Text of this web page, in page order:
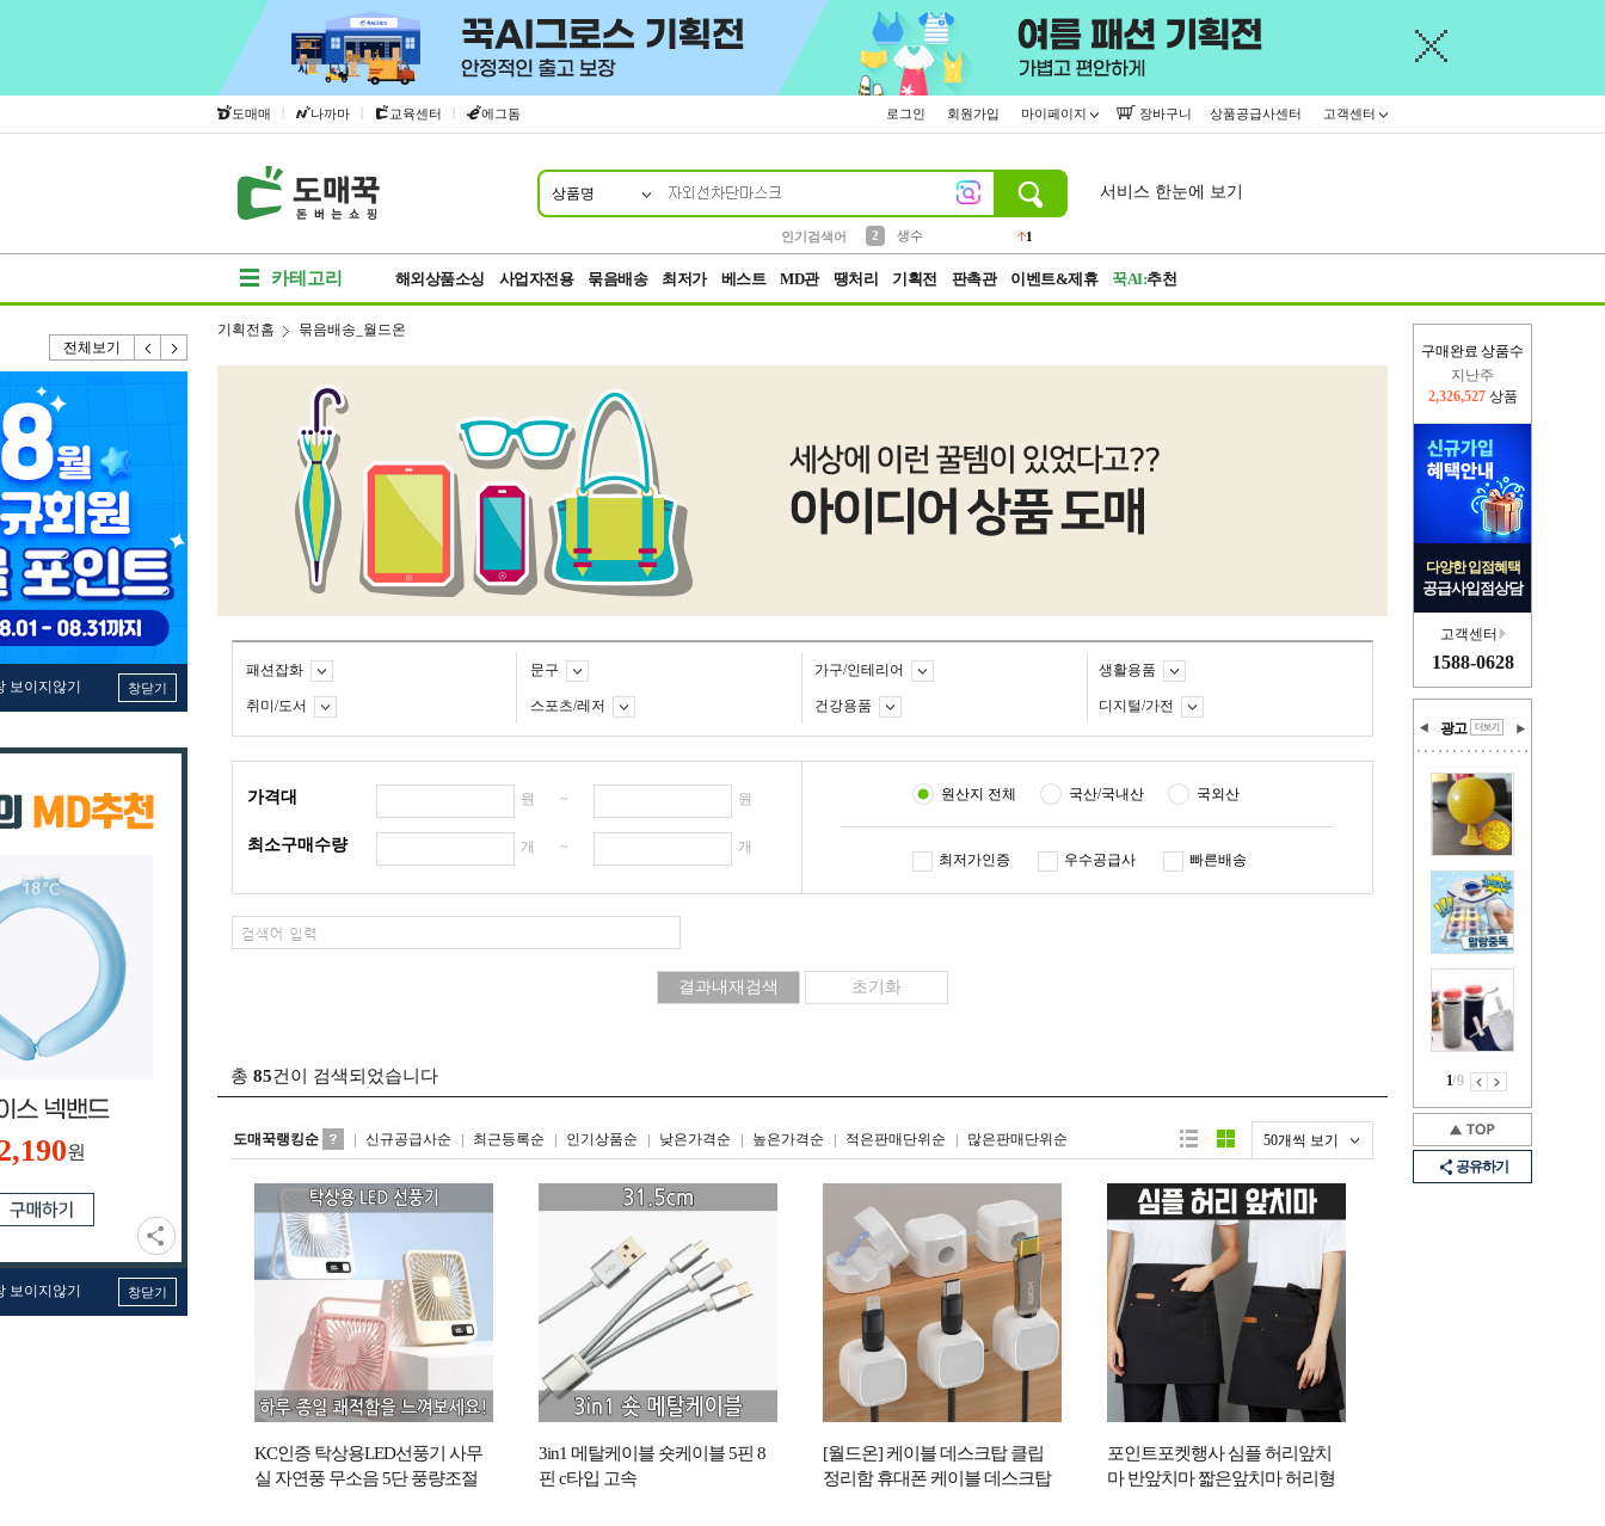
도매매 | 나까마 | 교육센터 | 에그돔 로그인 회원가입 마이페이지 장바구니 상품공급사센터 고객센터
상품명
인기검색어
2
생수
1
서비스 한눈에 보기
카테고리 해외상품소싱 사업자전용 묶음배송 최저가 베스트 MD관 땡처리 기획전 판촉관 이벤트&제휴 꾹AI:추천
전체보기
보이지않기 창닫기
원
보이지않기 창닫기
구매완료 상품수
이번주
2,387,550 상품
다양한 입점혜택
공급사입점상담
고객센터
1588-0628
광고
1/9
공유하기
기획전홈 묶음배송_월드온
패션잡화 문구 가구/인테리어 생활용품
취미/도서 스포츠/레저 건강용품 디지털/가전
가격대 원 ~ 원
최소구매수량 개 ~ 개
원산지 전체 국산/국내산 국외산
최저가인증 우수공급사 빠른배송
총 85건이 검색되었습니다
도매꾹랭킹순 신규공급사순 최근등록순 인기상품순 낮은가격순 높은가격순 적은판매단위순 많은판매단위순 50개씩 보기
리스트형갤러리형
KC인증 탁상용LED선풍기 사무
실 자연풍 무소음 5단 풍량조절
3in1 메탈케이블 숏케이블 5핀 8
핀 c타입 고속
[월드온] 케이블 데스크탑 클립
정리함 휴대폰 케이블 데스크탑
포인트포켓행사 심플 허리앞치
마 반앞치마 짧은앞치마 허리형